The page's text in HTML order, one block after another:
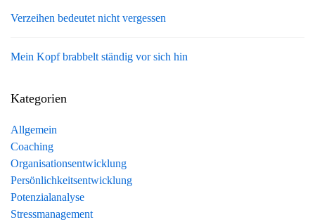
Verzeihen bedeutet nicht vergessen
Mein Kopf brabbelt ständig vor sich hin
Kategorien
Allgemein
Coaching
Organisationsentwicklung
Persönlichkeitsentwicklung
Potenzialanalyse
Stressmanagement